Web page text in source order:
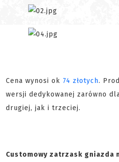
Cena wynosi ok 74 złotych.
wersji dedykowanej zarówno
drugiej, jak i trzeciej.
Customowy zatrzask gniazda